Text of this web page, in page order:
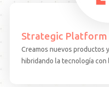
Strategic Platform
Creamos nuevos productos
hibridando la tecnología
ARTICULO 15.08.25